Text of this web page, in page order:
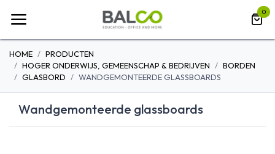
0
HOME
PRODUCTEN
HOGER ONDERWIJS, GEMEENSCHAP & BEDRIJVEN
BORDEN
GLASBORD
WANDGEMONTEERDE GLASSBOARDS
Wandgemonteerde glassboards